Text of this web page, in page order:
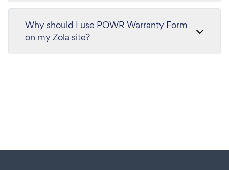
Why should I use POWR Warranty Form
on my Zola site?